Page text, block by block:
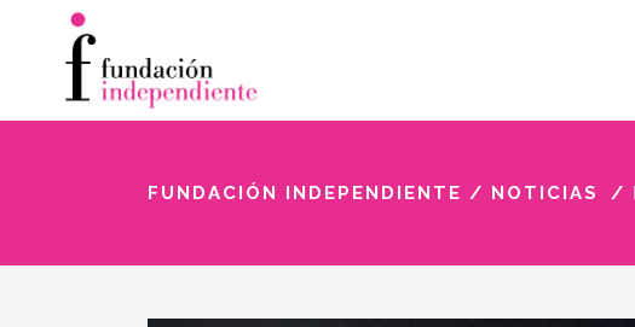
FUNDACIÓN INDEPENDIENTE / NOTICIAS /